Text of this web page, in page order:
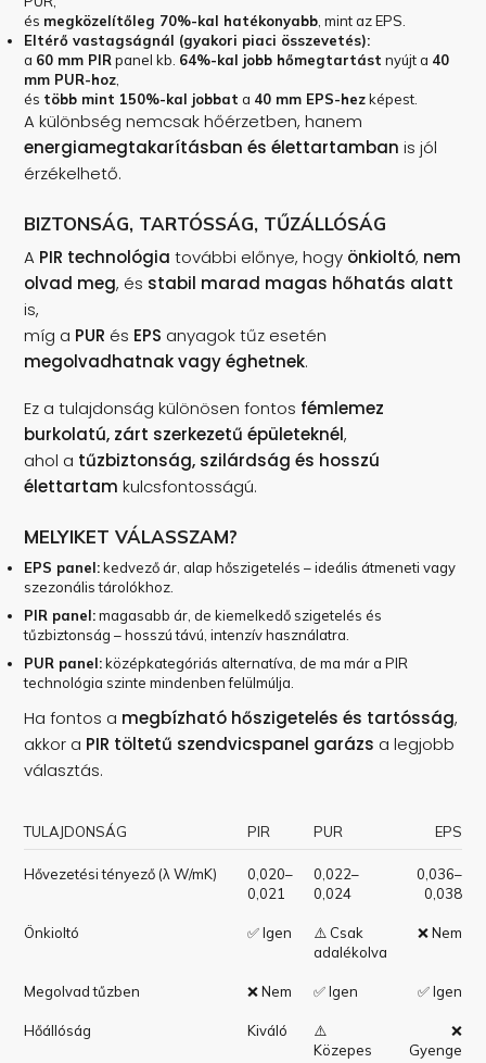
és megközelítőleg 70%-kal hatékonyabb, mint az EPS.
Eltérő vastagságnál (gyakori piaci összevetés):
a 60 mm PIRpanel kb. 64%-kal jobb hőmegtartást nyújt a 40
mm PUR-hoz,
és több mint 150%-kal jobbat a 40 mm EPS-hezképest.
A különbség nemcsak hőérzetben, hanem
energiamegtakarításban és élettartamban is jól
érzékelhető.
BIZTONSÁG, TARTÓSSÁG, TŰZÁLLÓSÁG
A PIR technológia további előnye, hogy önkioltó, nem
olvad meg, és stabil marad magas hőhatás alatt
is,
míg a PUR és EPS anyagok tűz esetén
megolvadhatnak vagy éghetnek.
Ez a tulajdonság különösen fontos fémlemez
burkolatú, zárt szerkezetű épületeknél,
ahol a tűzbiztonság, szilárdság és hosszú
élettartam kulcsfontosságú.
MELYIKET VÁLASSZAM?
EPS panel:kedvező ár, alap hőszigetelés – ideális átmeneti vagy
szezonális tárolókhoz.
PIR panel:magasabb ár, de kiemelkedő szigetelés és
tűzbiztonság – hosszú távú, intenzív használatra.
PUR panel:középkategóriás alternatíva, de ma már a PIR
technológia szinte mindenben felülmúlja.
Ha fontos a megbízható hőszigetelés és tartósság,
akkor a PIR töltetű szendvicspanel garázs a legjobb
választás.
TULAJDONSÁG PIR PUR EPS
Hővezetési tényező (λ W/mK)
0,020–
0,021
0,022–
0,024
0,036–
0,038
Önkioltó ✅ Igen
⚠️ Csak
adalékolva
❌ Nem
Megolvad tűzben ❌ Nem ✅ Igen ✅ Igen
Hőállóság Kiváló
⚠️
Közepes
❌
Gyenge